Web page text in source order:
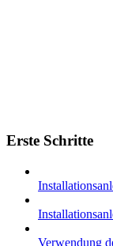
Erste Schritte
Verwendung